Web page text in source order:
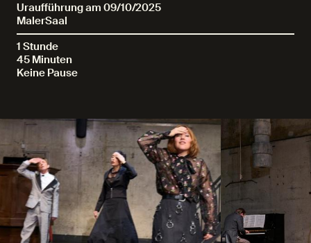
Uraufführung am 09/10/2025
MalerSaal
1 Stunde
45 Minuten
Keine Pause